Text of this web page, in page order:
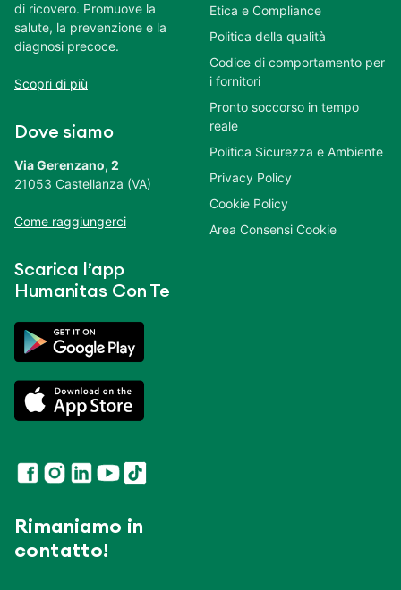
di ricovero. Promuove la
salute, la prevenzione e la
diagnosi precoce.
Scopri di più
Dove siamo
Via Gerenzano, 2
21053 Castellanza (VA)
Come raggiungerci
Scarica l’app
Humanitas Con Te
Rimaniamo in
contatto!
Etica e Compliance
Politica della qualità
Codice di comportamento per
i fornitori
Pronto soccorso in tempo
reale
Politica Sicurezza e Ambiente
Privacy Policy
Cookie Policy
Area Consensi Cookie